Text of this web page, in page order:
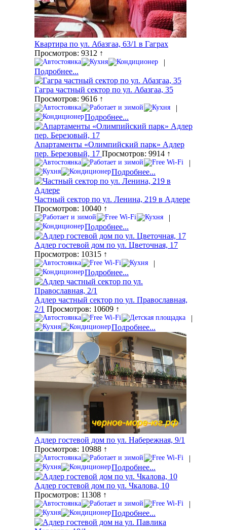
Квартира по ул. Абазгаа, 63/1 в Гаграх
Просмотров: 9312 ↑
|
Подробнее...
Гагра частный сектор по ул. Абазгаа, 35
Просмотров: 9616 ↑
|
Подробнее...
Апартаменты «Олимпийский парк» Адлер
пер. Березовый, 17 Просмотров: 9914 ↑
|
Подробнее...
Частный сектор по ул. Ленина, 219 в Адлере
Просмотров: 10040 ↑
|
Подробнее...
Адлер гостевой дом по ул. Цветочная, 17
Просмотров: 10315 ↑
|
Подробнее...
Адлер частный сектор по ул. Православная,
2/1 Просмотров: 10609 ↑
|
Подробнее...
Адлер гостевой дом по ул. Набережная, 9/1
Просмотров: 10988 ↑
|
Подробнее...
Адлер гостевой дом по ул. Чкалова, 10
Просмотров: 11308 ↑
|
Подробнее...